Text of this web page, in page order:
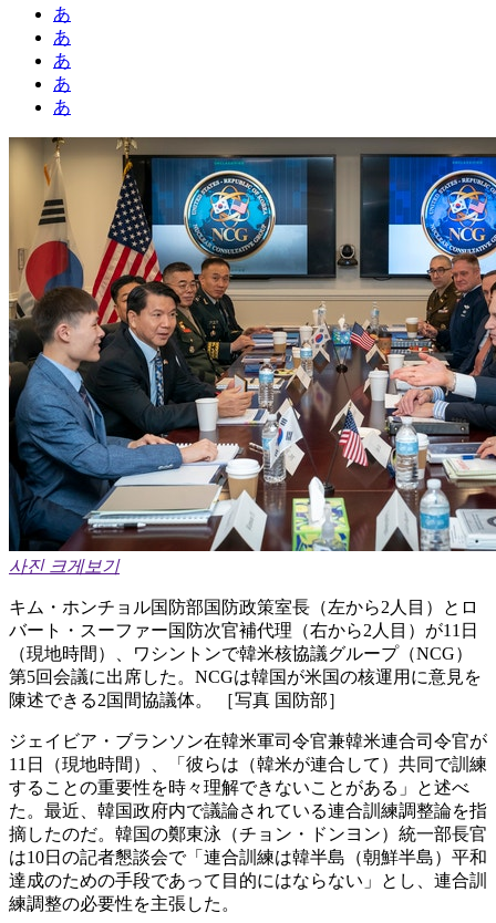
あ
あ
あ
あ
あ
사진 크게보기
キム・ホンチョル国防部国防政策室長（左から2人目）とロ
バート・スーファー国防次官補代理（右から2人目）が11日
（現地時間）、ワシントンで韓米核協議グループ（NCG）
第5回会議に出席した。NCGは韓国が米国の核運用に意見を
陳述できる2国間協議体。 ［写真 国防部］
ジェイビア・ブランソン在韓米軍司令官兼韓米連合司令官が
11日（現地時間）、「彼らは（韓米が連合して）共同で訓練
することの重要性を時々理解できないことがある」と述べ
た。最近、韓国政府内で議論されている連合訓練調整論を指
摘したのだ。韓国の鄭東泳（チョン・ドンヨン）統一部長官
は10日の記者懇談会で「連合訓練は韓半島（朝鮮半島）平和
達成のための手段であって目的にはならない」とし、連合訓
練調整の必要性を主張した。